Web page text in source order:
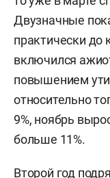
Двузначные
практически до
включился
повышением
относительно
9%, ноябрь
больше 11%.
Второй год